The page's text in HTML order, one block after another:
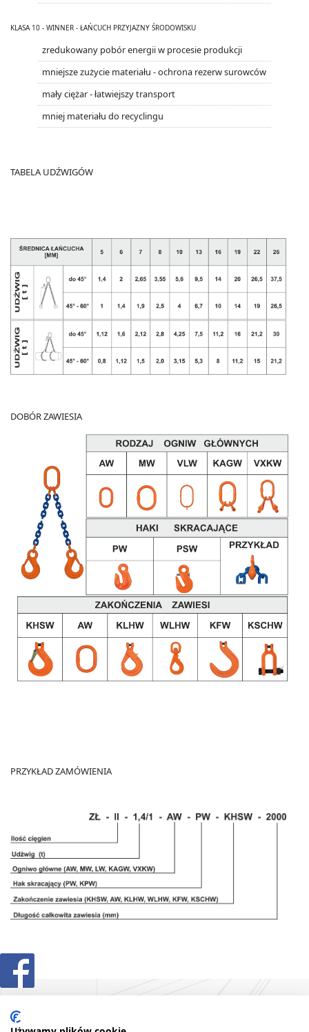
KLASA 10 - WINNER - ŁAŃCUCH PRZYJAZNY ŚRODOWISKU
zredukowany pobór energii w procesie produkcji
mniejsze zużycie materiału - ochrona rezerw surowców
mały ciężar - łatwiejszy transport
mniej materiału do recyclingu
TABELA UDŹWIGÓW
DOBÓR ZAWIESIA
PRZYKŁAD ZAMÓWIENIA